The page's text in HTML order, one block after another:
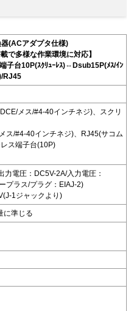
(ACアダプタ仕様)
で多様な作業環境に対応】
子台10P(ｽｸﾘｭｰﾚｽ)⇔Dsub15P(ﾒｽ/ｲﾝ
RJ45
メス/#4-40インチネジ)、スクリ
ス/#4-40インチネジ)、RJ45(サコム
ス端子台(10P)
力電圧：DC5V-2A/入力電圧：
プラス/プラグ：EIAJ-2)
1ジャックより)
に準じる